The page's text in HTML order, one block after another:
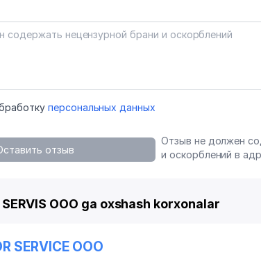
персональных данных
отзыв
Отзыв не должен
и оскорблений в
SERVIS OOO ga oxshash korxonalar
SERVICE ООО